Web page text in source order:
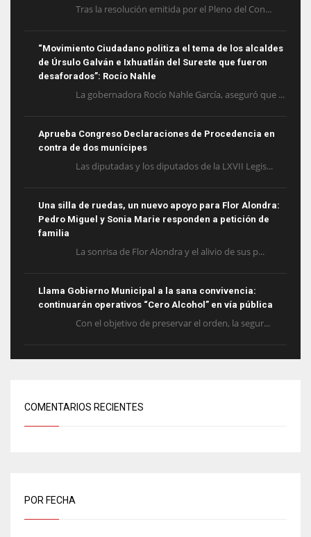
Tras la resolución emitida por el Pleno del Con...
“Movimiento Ciudadano politiza el tema de los alcaldes
de Úrsulo Galván e Ixhuatlán del Sureste que fueron
desaforados”: Rocío Nahle
La gobernadora Rocío Nahle García, aseguró que ...
Aprueba Congreso Declaraciones de Procedencia en
contra de dos munícipes
Las diputadas y los diputados de la LXVII Legis...
Una silla de ruedas, un nuevo apoyo para Flor Alondra:
Pedro Miguel y Sonia Marie responden a petición de
familia
La sonrisa de Flor Alondra y el alivio de sus p...
Llama Gobierno Municipal a la sana convivencia:
continuarán operativos “Cero Alcohol” en vía pública
Con el objetivo de preservar el orden, la segur...
COMENTARIOS RECIENTES
POR FECHA